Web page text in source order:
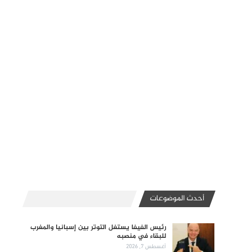
أحدث الموضوعات
رئيس الفيفا يستغل التوتر بين إسبانيا والمغرب
للبقاء في منصبه
أغسطس 7, 2026